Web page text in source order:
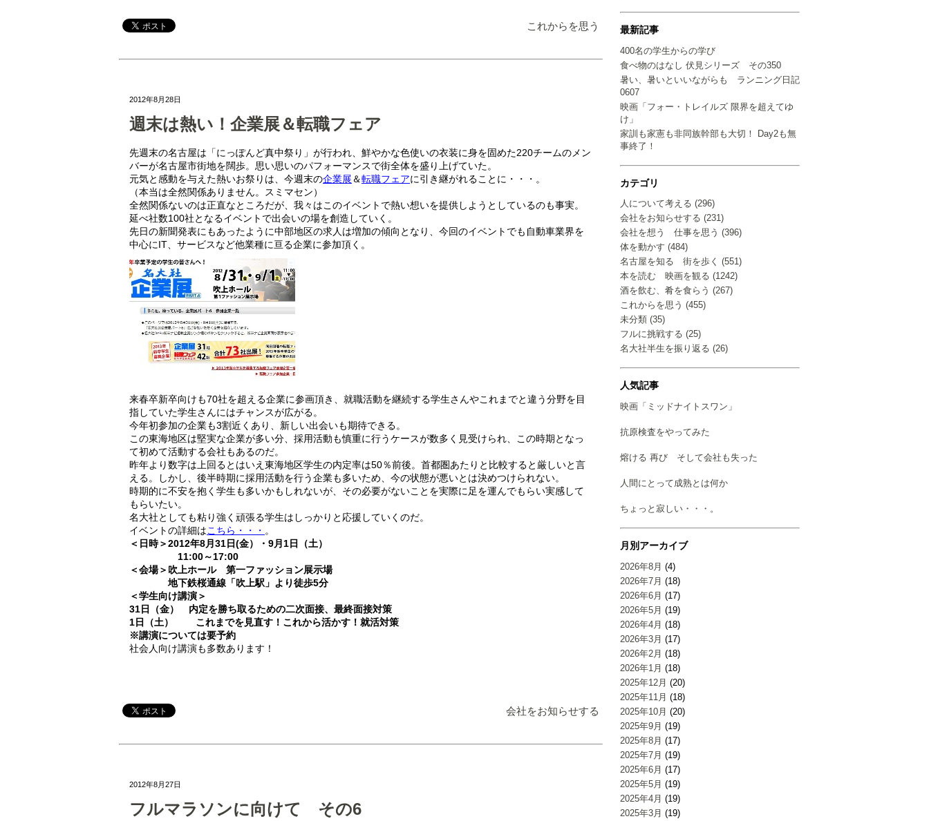
最新記事
400名の学生からの学び
食べ物のはなし 伏見シリーズ その350
暑い、暑いといいながらも ランニング日記
0607
映画「フォー・トレイルズ 限界を超えてゆ
け」
家訓も家憲も非同族幹部も大切！ Day2も無
事終了！
カテゴリ
人について考える (296)
会社をお知らせする (231)
会社を想う 仕事を思う (396)
体を動かす (484)
名古屋を知る 街を歩く (551)
本を読む 映画を観る (1242)
酒を飲む、肴を食らう (267)
これからを思う (455)
未分類 (35)
フルに挑戦する (25)
名大社半生を振り返る (26)
人気記事
映画「ミッドナイトスワン」
抗原検査をやってみた
熔ける 再び そして会社も失った
人間にとって成熟とは何か
ちょっと寂しい・・・。
月別アーカイブ
2026年8月 (4)
2026年7月 (18)
2026年6月 (17)
2026年5月 (19)
2026年4月 (18)
2026年3月 (17)
2026年2月 (18)
2026年1月 (18)
2025年12月 (20)
2025年11月 (18)
2025年10月 (20)
2025年9月 (19)
2025年8月 (17)
2025年7月 (19)
2025年6月 (17)
2025年5月 (19)
2025年4月 (19)
2025年3月 (19)
これからを思う
2012年8月28日
週末は熱い！企業展＆転職フェア
先週末の名古屋は「にっぽんど真中祭り」が行われ、鮮やかな色使いの衣装に身を固めた220チームのメン
バーが名古屋市街地を闊歩。思い思いのパフォーマンスで街全体を盛り上げていた。
元気と感動を与えた熱いお祭りは、今週末の企業展 ＆転職フェアに引き継がれることに・・・。
（本当は全然関係ありません。スミマセン）
全然関係ないのは正直なところだが、我々はこのイベントで熱い想いを提供しようとしているのも事実。
延べ社数100社となるイベントで出会いの場を創造していく。
先日の新聞発表にもあったように中部地区の求人は増加の傾向となり、今回のイベントでも自動車業界を
中心にIT、サービスなど他業種に亘る企業に参加頂く。
来春卒新卒向けも70社を超える企業に参画頂き、就職活動を継続する学生さんやこれまでと違う分野を目
指していた学生さんにはチャンスが広がる。
今年初参加の企業も3割近くあり、新しい出会いも期待できる。
この東海地区は堅実な企業が多い分、採用活動も慎重に行うケースが数多く見受けられ、この時期となっ
て初めて活動する会社もあるのだ。
昨年より数字は上回るとはいえ東海地区学生の内定率は50％前後。首都圏あたりと比較すると厳しいと言
える。しかし、後半時期に採用活動を行う企業も多いため、今の状態が悪いとは決めつけられない。
時期的に不安を抱く学生も多いかもしれないが、その必要がないことを実際に足を運んでもらい実感して
もらいたい。
名大社としても粘り強く頑張る学生はしっかりと応援していくのだ。
イベントの詳細はこちら・・・ 。
＜日時＞2012年8月31日(金）・9月1日（土）
11:00～17:00
＜会場＞吹上ホール 第一ファッション展示場
地下鉄桜通線「吹上駅」より徒歩5分
＜学生向け講演＞
31日（金） 内定を勝ち取るための二次面接、最終面接対策
1日（土） これまでを見直す！これから活かす！就活対策
※講演については要予約
社会人向け講演も多数あります！
会社をお知らせする
2012年8月27日
フルマラソンに向けて その6